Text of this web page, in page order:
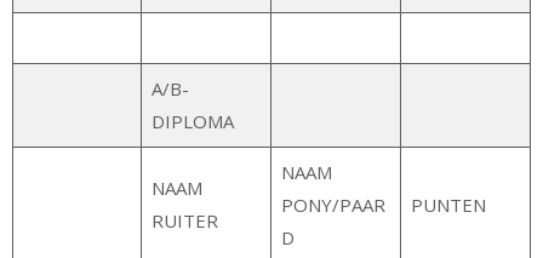
A/B-
DIPLOMA
NAAM
RUITER
NAAM
PONY/PAAR
D
PUNTEN